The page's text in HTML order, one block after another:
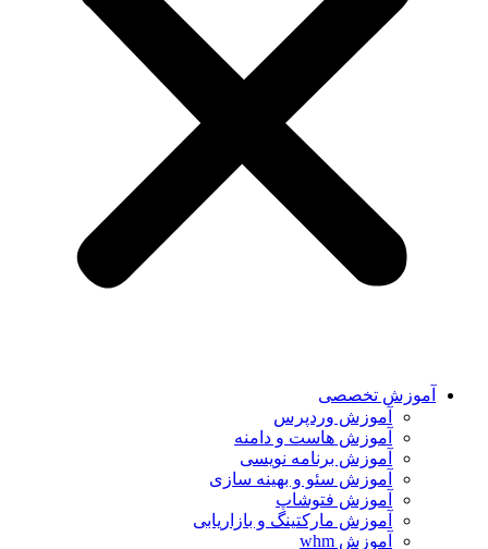
آموزش تخصصی
آموزش وردپرس
آموزش هاست و دامنه
آموزش برنامه نویسی
آموزش سئو و بهینه سازی
آموزش فتوشاپ
آموزش مارکتینگ و بازاریابی
آموزش whm